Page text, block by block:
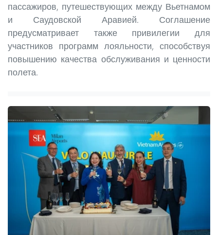
пассажиров, путешествующих между Вьетнамом
и Саудовской Аравией. Соглашение
предусматривает также привилегии для
участников программ лояльности, способствуя
повышению качества обслуживания и ценности
полета.